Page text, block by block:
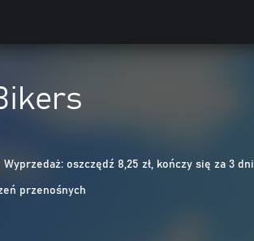
Wyprzedaż: oszczędź 8,25 zł, kończy się za 3 dni
przenośnych